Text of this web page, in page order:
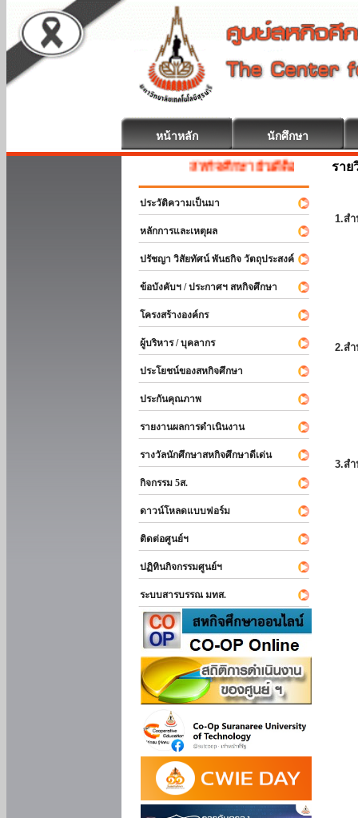
หน้าหลัก นักศึกษา
สหกิจศึกษา ยินดีต้อนรับ
ประวัติความเป็นมา
หลักการและเหตุผล
ปรัชญา วิสัยทัศน์ พันธกิจ วัตถุประสงค์
ข้อบังคับฯ / ประกาศฯ สหกิจศึกษา
โครงสร้างองค์กร
ผู้บริหาร / บุคลากร
ประโยชน์ของสหกิจศึกษา
ประกันคุณภาพ
รายงานผลการดำเนินงาน
รางวัลนักศึกษาสหกิจศึกษาดีเด่น
กิจกรรม 5ส.
ดาวน์โหลดแบบฟอร์ม
ติดต่อศูนย์ฯ
ปฏิทินกิจกรรมศูนย์ฯ
ระบบสารบรรณ มทส.
ราย
1.ส
2.ส
3.ส